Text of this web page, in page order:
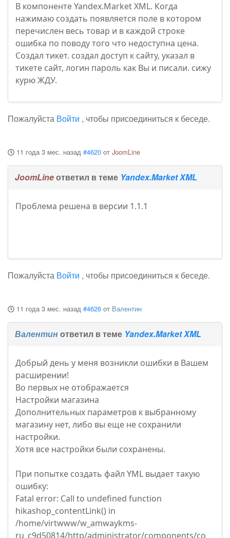
В компоненте Yandex.Market XML. Когда
нажимаю создать появляется поле в котором
перечислен весь товар и в каждой строке
ошибка по поводу того что недоступна цена.
Создал тикет. создал доступ к сайту, указал в
тикете сайт, логин пароль как Вы и писали. сижу
курю ЖДУ.
Пожалуйста Войти , чтобы присоединиться к беседе.
11 года 3 мес. назад #4620 от JoomLine
JoomLineответил в теме Yandex.Market XML
Проблема решена в версии 1.1.1
Пожалуйста Войти , чтобы присоединиться к беседе.
11 года 3 мес. назад #4626 от Валентин
Валентинответил в теме Yandex.Market XML
Добрый день у меня возникли ошибки в Вашем
расширении!
Во первых не отображается
Настройки магазина
Дополнительных параметров к выбранному
магазину нет, либо вы еще не сохранили
настройки.
Хотя все настройки были сохранены.
При попытке создать файл YML выдает такую
ошибку:
Fatal error: Call to undefined function
hikashop_contentLink() in
/home/virtwww/w_amwaykms-
ru_c9d50814/http/administrator/components/co